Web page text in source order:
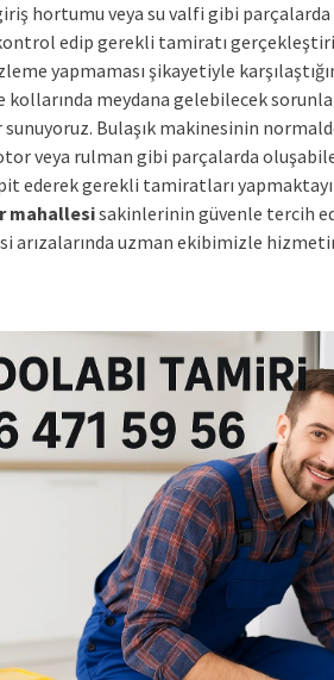
hortumu veya su valfi gibi parçalarda
edip gerekli tamiratı
yapmaması şikayetiyle
kollarında meydana gelebilecek
Bulaşık makinesinin
veya rulman gibi parçalarda
ederek gerekli tamiratları
mahallesisakinlerinin güvenle tercih
arızalarında uzman ekibimizle